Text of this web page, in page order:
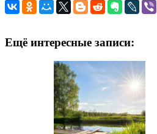
Ещё интересные записи: